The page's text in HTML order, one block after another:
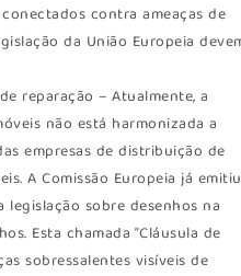
contra ameaças de
da União Europeia
reparação – Atualmente, a
não está harmonizada a
empresas de distribuição de
A Comissão Europeia já emitiu
sobre desenhos na
Esta chamada “Cláusula de
sobressalentes visíveis de